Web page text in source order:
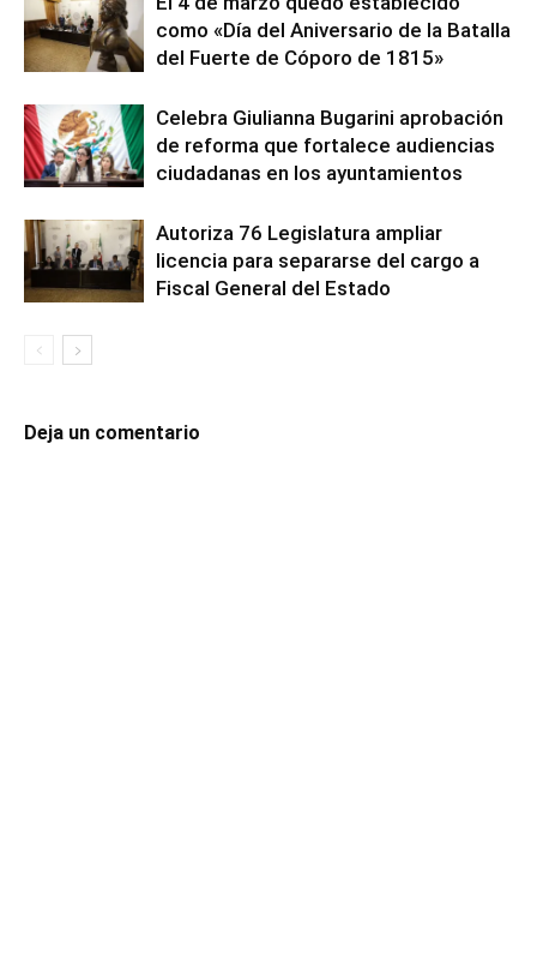
como «Día del Aniversario de la Batalla
del Fuerte de Cóporo de 1815»
Celebra Giulianna Bugarini aprobación
de reforma que fortalece audiencias
ciudadanas en los ayuntamientos
Autoriza 76 Legislatura ampliar
licencia para separarse del cargo a
Fiscal General del Estado
Deja un comentario